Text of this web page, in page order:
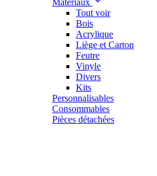
Matériaux
Tout voir
Bois
Acrylique
Liège et Carton
Feutre
Vinyle
Divers
Kits
Personnalisables
Consommables
Pièces détachées